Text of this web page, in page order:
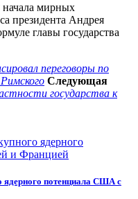
начала мирных
президента Андрея
главы государства
переговоры по
Следующая
государства к
ядерного потенциала США с